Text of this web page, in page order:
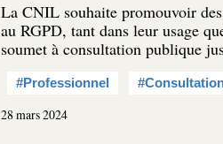
La CNIL souhaite promouvoir
au RGPD, tant dans leur usage
soumet à consultation publique
#Professionnel
28 mars 2024